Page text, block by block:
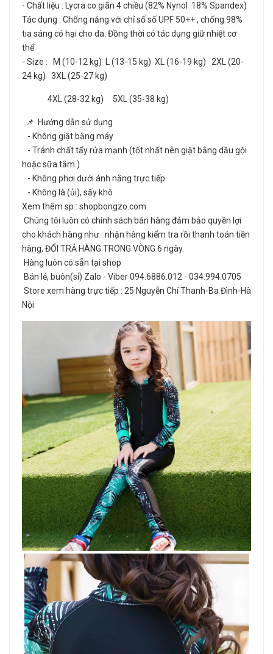
- Chất liệu : Lycra co giãn 4 chiều (82% Nynol 18% Spandex)
Tác dụng : Chống nắng với chỉ số số UPF 50++ , chống 98%
tia sáng có hại cho da. Đồng thời có tác dụng giữ nhiệt cơ
thể.
- Size : M (10-12 kg) L (13-15 kg) XL (16-19 kg) 2XL (20-
24 kg) 3XL (25-27 kg)
4XL (28-32 kg) 5XL (35-38 kg)
📌 Hướng dẫn sử dụng
- Không giặt bằng máy
- Tránh chất tẩy rửa mạnh (tốt nhất nên giặt bằng dầu gội
hoặc sữa tắm )
- Không phơi dưới ánh nắng trực tiếp
- Không là (ủi), sấy khô
Xem thêm sp : shopbongzo.com
Chúng tôi luôn có chính sách bán hàng đảm bảo quyền lợi
cho khách hàng như : nhận hàng kiểm tra rồi thanh toán tiền
hàng, ĐỔI TRẢ HÀNG TRONG VÒNG 6 ngày.
Hàng luôn có sẵn tại shop
Bán lẻ, buôn(sỉ) Zalo - Viber 094.6886.012 - 034.994.0705
Store xem hàng trực tiếp : 25 Nguyễn Chí Thanh-Ba Đình-Hà
Nội